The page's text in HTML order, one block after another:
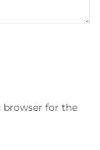
browser for the